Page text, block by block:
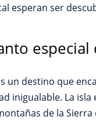
esperan ser
un destino que
inigualable. La
de la